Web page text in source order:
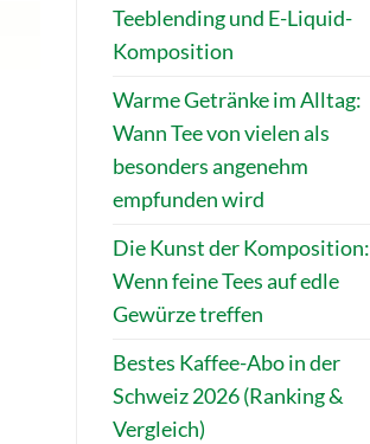
Teeblending und E-Liquid-
Komposition
Warme Getränke im Alltag:
Wann Tee von vielen als
besonders angenehm
empfunden wird
Die Kunst der Komposition:
Wenn feine Tees auf edle
Gewürze treffen
Bestes Kaffee-Abo in der
Schweiz 2026 (Ranking &
Vergleich)